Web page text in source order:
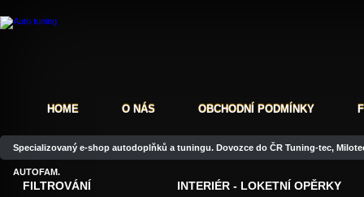
INTERIÉR - LOKETNÍ OPĚRKY
FILTROVÁNÍ
HOME O NÁS OBCHODNÍ PODMÍNKY
Specializovaný e-shop autodoplňků a tuningu. Dovozce do ČR Tuning-tec,
AUTOFAM.